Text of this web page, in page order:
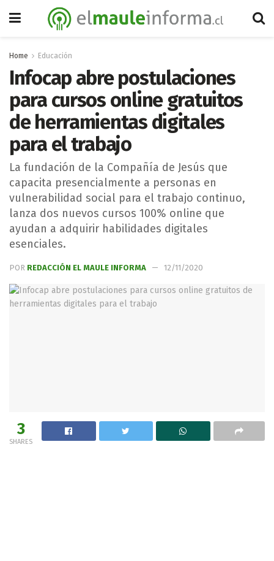
Home Educación
Infocap abre postulaciones
para cursos online gratuitos
de herramientas digitales
para el trabajo
La fundación de la Compañía de Jesús que
capacita presencialmente a personas en
vulnerabilidad social para el trabajo continuo,
lanza dos nuevos cursos 100% online que
ayudan a adquirir habilidades digitales
esenciales.
POR REDACCIÓN EL MAULE INFORMA 12/11/2020
3
SHARES